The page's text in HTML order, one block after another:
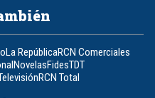
La RepúblicaRCN Comerciales
NovelasFidesTDT
RCN Total